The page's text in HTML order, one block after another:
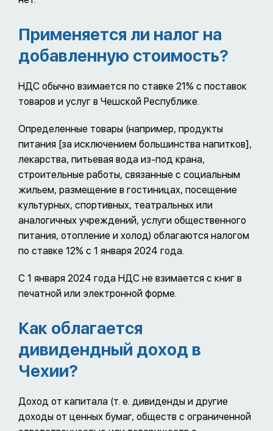
Применяется ли налог на
добавленную стоимость?
НДС обычно взимается по ставке 21% с поставок
товаров и услуг в Чешской Республике.
Определенные товары (например, продукты
питания [за исключением большинства напитков],
лекарства, питьевая вода из-под крана,
строительные работы, связанные с социальным
жильем, размещение в гостиницах, посещение
культурных, спортивных, театральных или
аналогичных учреждений, услуги общественного
питания, отопление и холод) облагаются налогом
по ставке 12% с 1 января 2024 года.
С 1 января 2024 года НДС не взимается с книг в
печатной или электронной форме.
Как облагается
дивидендный доход в
Чехии?
Доход от капитала (т. е. дивиденды и другие
доходы от ценных бумаг, обществ с ограниченной